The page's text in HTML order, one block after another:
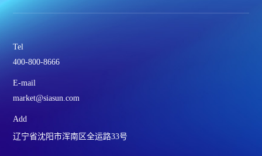
Tel
400-800-8666
E-mail
market@siasun.com
Add
辽宁省沈阳市浑南区全运路33号